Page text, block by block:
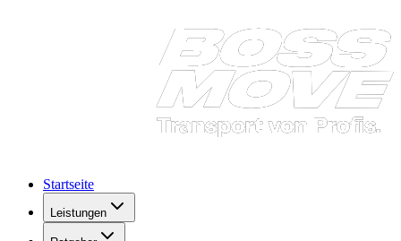
Startseite
Leistungen